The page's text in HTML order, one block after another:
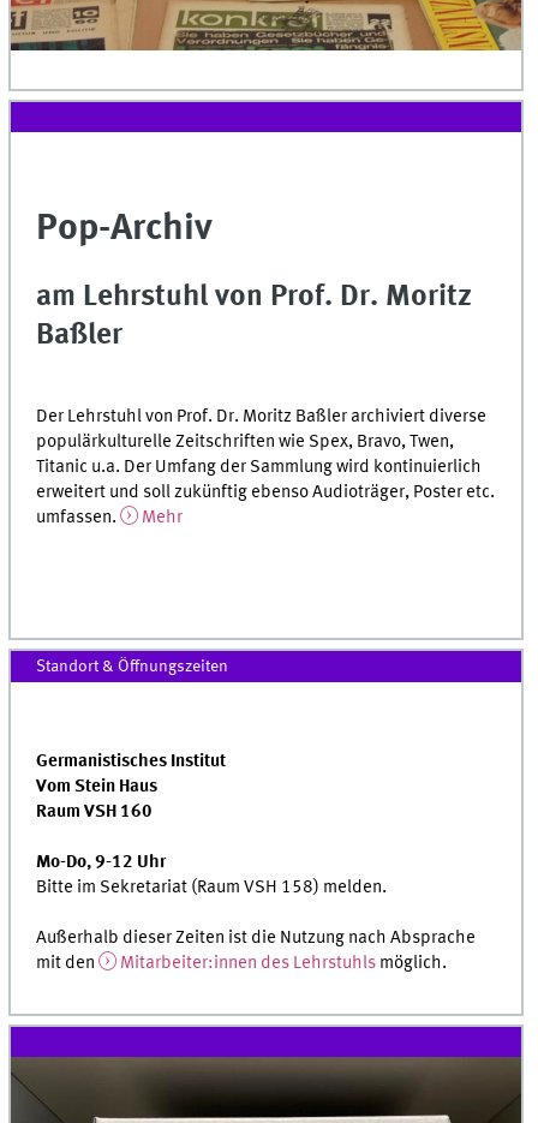
Pop-Archiv
am Lehrstuhl von Prof. Dr. Moritz
Baßler
Der Lehrstuhl von Prof. Dr. Moritz Baßler archiviert diverse
populärkulturelle Zeitschriften wie Spex, Bravo, Twen,
Titanic u.a. Der Umfang der Sammlung wird kontinuierlich
erweitert und soll zukünftig ebenso Audioträger, Poster etc.
umfassen.
Mehr
Standort & Öffnungszeiten
Germanistisches Institut
Vom Stein Haus
Raum VSH 160
Mo-Do, 9-12 Uhr
Bitte im Sekretariat (Raum VSH 158) melden.
Außerhalb dieser Zeiten ist die Nutzung nach Absprache
mit den
Mitarbeiter:innen des Lehrstuhls möglich.